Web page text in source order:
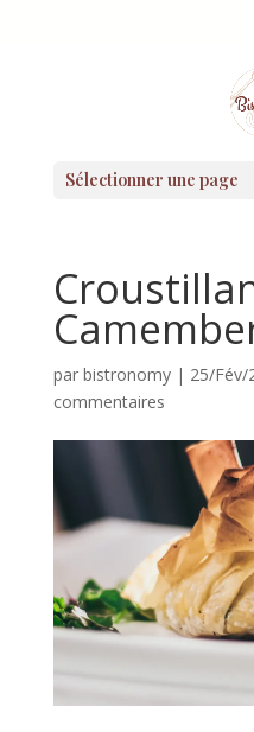
Sélectionner une page
par bistronomy| 25/Fév/
commentaires